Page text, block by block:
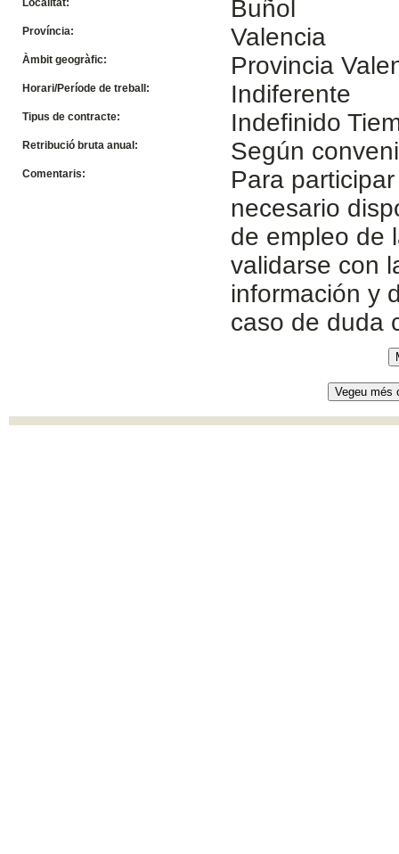
Buñol
Província: Valencia
Àmbit geogràfic: Provincia
Horari/Període de treball: Indiferente
Tipus de contracte: Indefinido
Retribució bruta anual: Según
Comentaris:
Para
necesario
de empleo de
validarse con
información y
caso de duda